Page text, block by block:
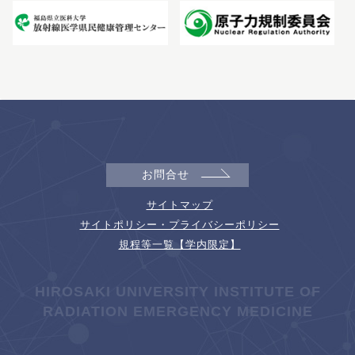
お問合せ
サイトマップ
サイトポリシー・プライバシーポリシー
規程等一覧【学内限定】
HIROSAKI UNIVERSITY INSTITUTE OF
RADIATION EMERGENCY MEDICINE